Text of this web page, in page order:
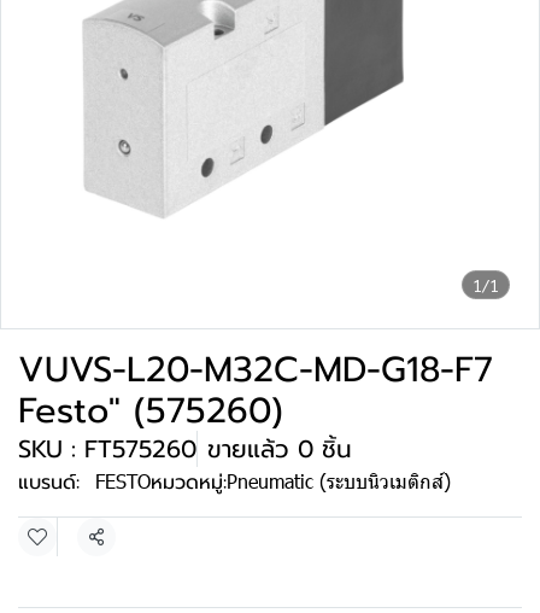
1/1
VUVS-L20-M32C-MD-G18-F7
Festo" (575260)
SKU : FT575260 ขายแล้ว 0 ชิ้น
แบรนด์: FESTOหมวดหมู่:Pneumatic (ระบบนิวเมติกส์)
แชร์